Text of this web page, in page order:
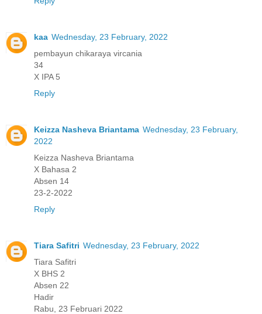
kaa Wednesday, 23 February, 2022
pembayun chikaraya vircania
34
X IPA 5
Reply
Keizza Nasheva Briantama Wednesday, 23 February,
2022
Keizza Nasheva Briantama
X Bahasa 2
Absen 14
23-2-2022
Reply
Tiara Safitri Wednesday, 23 February, 2022
Tiara Safitri
X BHS 2
Absen 22
Hadir
Rabu, 23 Februari 2022